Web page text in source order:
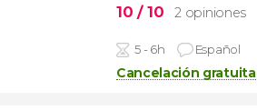
10 / 10 2 opiniones
5 - 6h Español
Cancelación gratuita